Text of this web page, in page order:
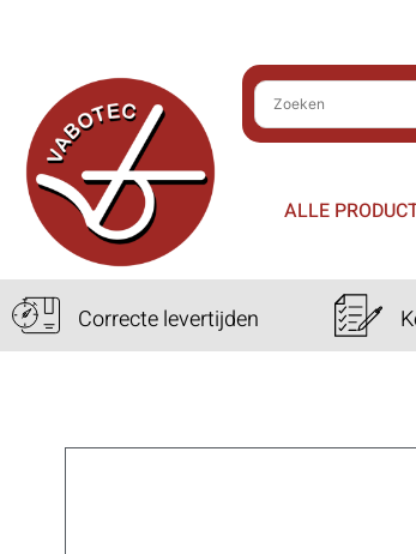
ALLE
Correcte levertijden